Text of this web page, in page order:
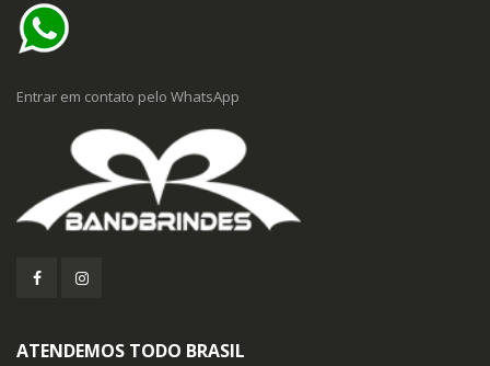
Entrar em contato pelo WhatsApp
ATENDEMOS TODO BRASIL